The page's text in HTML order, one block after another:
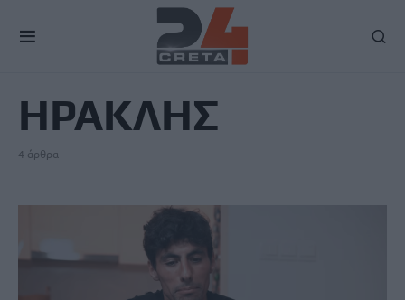
ΗΡΑΚΛΗΣ
4 άρθρα